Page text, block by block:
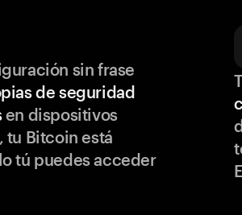
sin frase
de seguridad
en dispositivos
tu Bitcoin está
tú puedes acceder